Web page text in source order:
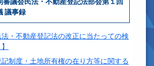
審議会民法・不動産登記法部会第１回
議事録
法・不動産登記法の改正に当たっての検
記制度・土地所有権の在り方等に関する